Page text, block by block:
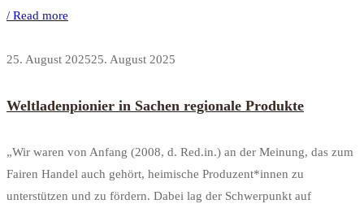
/ Read more
25. August 202525. August 2025
Weltladenpionier in Sachen regionale Produkte
„Wir waren von Anfang (2008, d. Red.in.) an der Meinung, das zum
Fairen Handel auch gehört, heimische Produzent*innen zu
unterstützen und zu fördern. Dabei lag der Schwerpunkt auf